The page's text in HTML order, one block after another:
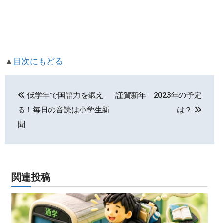
▲ 目次にもどる
稿
ナ
ビ
ー
シ
低学年で国語力を鍛え
る！毎日の音読は小学生新
聞
謹賀新年 2023年の予定
は？
関連投稿